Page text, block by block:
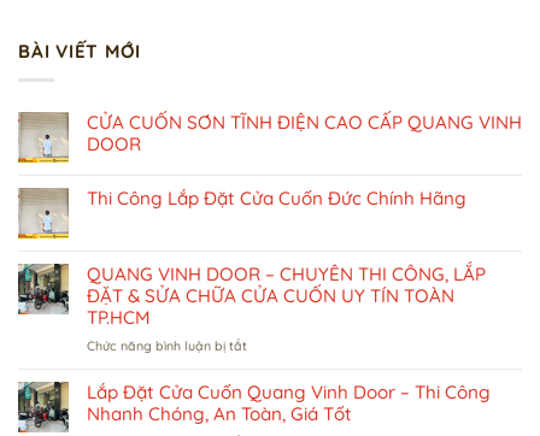
BÀI VIẾT MỚI
CỬA CUỐN SƠN TĨNH ĐIỆN CAO CẤP QUANG VINH
DOOR
Thi Công Lắp Đặt Cửa Cuốn Đức Chính Hãng
QUANG VINH DOOR – CHUYÊN THI CÔNG, LẮP
ĐẶT & SỬA CHỮA CỬA CUỐN UY TÍN TOÀN
TP.HCM
Chức năng bình luận bị tắtở
VINH
DOOR
Lắp Đặt Cửa Cuốn Quang Vinh Door – Thi Công
Nhanh Chóng, An Toàn, Giá Tốt